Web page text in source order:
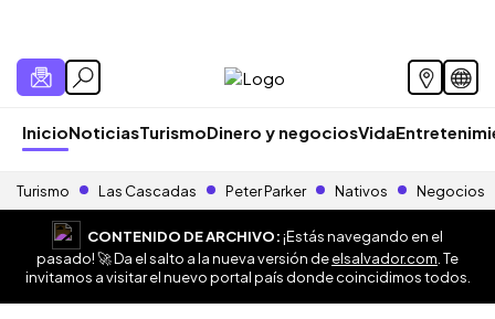
InicioNoticiasTurismoDinero y negociosVida
Turismo Las Cascadas Peter Parker Nativos Negocios
CONTENIDO DE ARCHIVO:¡Estás navegando en el
pasado! 🚀 Da el salto a la nueva versión deelsalvador.com . Te
invitamos a visitar el nuevo portal país donde coincidimos todos.